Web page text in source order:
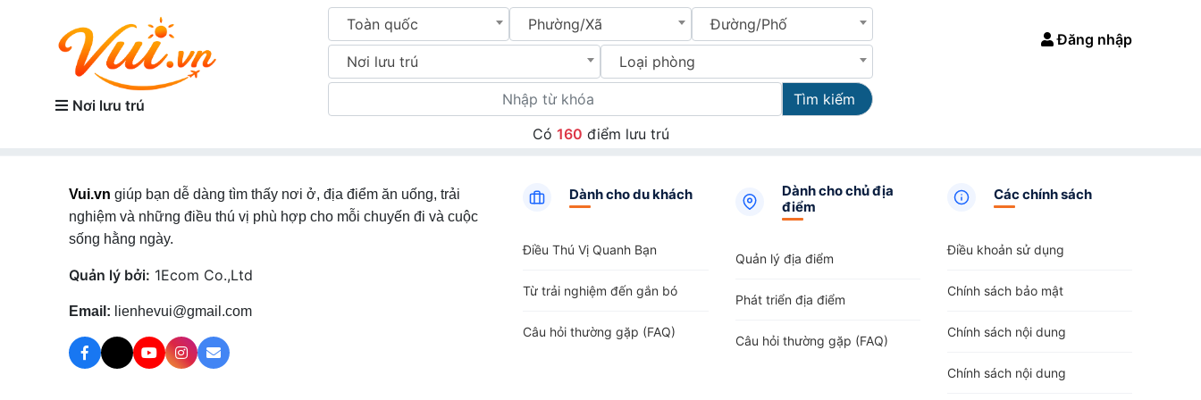
Nơi lưu trú
Toàn quốc Phường/Xã Đường/Phố
Nơi lưu trú Loại phòng
Tìm kiếm
Đăng nhập
Có 160 điểm lưu trú
Vui.vn giúp bạn dễ dàng tìm thấy nơi ở, địa điểm ăn uống, trải
nghiệm và những điều thú vị phù hợp cho mỗi chuyến đi và cuộc
sống hằng ngày.
Quản lý bởi: 1Ecom Co.,Ltd
Email: lienhevui@gmail.com
Dành cho du khách
Điều Thú Vị Quanh Bạn
Từ trải nghiệm đến gắn bó
Câu hỏi thường gặp (FAQ)
Dành cho chủ địa
điểm
Quản lý địa điểm
Phát triển địa điểm
Câu hỏi thường gặp (FAQ)
Các chính sách
Điều khoản sử dụng
Chính sách bảo mật
Chính sách nội dung
Chính sách nội dung